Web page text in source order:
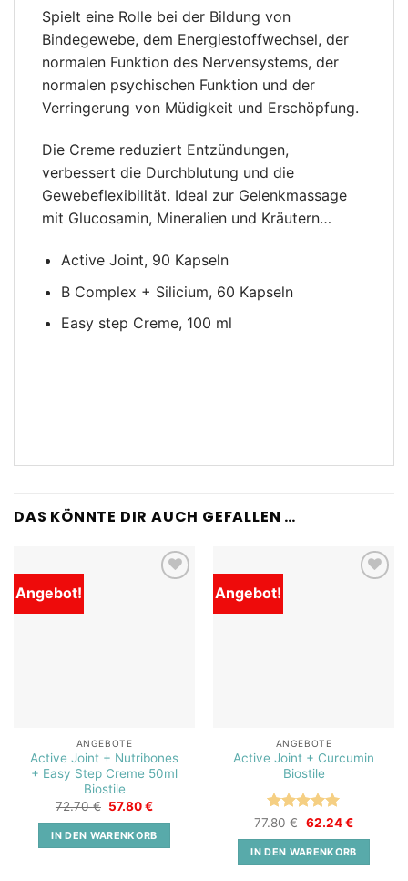
Spielt eine Rolle bei der Bildung von
Bindegewebe, dem Energiestoffwechsel, der
normalen Funktion des Nervensystems, der
normalen psychischen Funktion und der
Verringerung von Müdigkeit und Erschöpfung.
Die Creme reduziert Entzündungen,
verbessert die Durchblutung und die
Gewebeflexibilität. Ideal zur Gelenkmassage
mit Glucosamin, Mineralien und Kräutern…
Active Joint, 90 Kapseln
B Complex + Silicium, 60 Kapseln
Easy step Creme, 100 ml
DAS KÖNNTE DIR AUCH GEFALLEN …
Angebot!
ANGEBOTE
Active Joint + Nutribones
+ Easy Step Creme 50ml
Biostile
72.70€ Ursprünglicher
war:
72.70 €
57.80€Aktueller
ist:
57.80 €.
IN DEN WARENKORB
Angebot!
ANGEBOTE
Active Joint + Curcumin
Biostile
Bewertet
mit5von
5
77.80€ Ursprünglicher
war:
77.80 €
62.24€Aktueller
ist:
62.24 €.
IN DEN WARENKORB